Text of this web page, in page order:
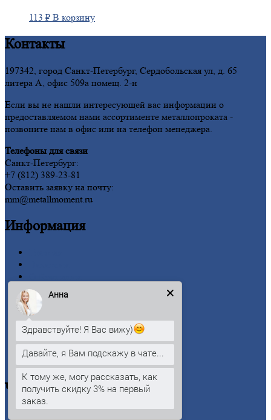
113 ₽ В корзину
Контакты
197342, город Санкт-Петербург, Сердобольская ул, д. 65
литера А, офис 509а помещ. 2-н
Если вы не нашли интересующей вас информации о
предоставляемом нами ассортименте металлопроката -
позвоните нам в офис или на телефон менеджера.
Телефоны для связи
Санкт-Петербург:
+7 (812) 389-23-81
Оставить заявку на почту:
mm@metallmoment.ru
Информация
Заводы
Контакты
Прайс-лист
Новости
Личный
Оформление заказа
Оплата
Черныйметаллопрокат
Анна
Здравствуйте! Я Вас вижу)
Давайте, я Вам подскажу в чате...
К тому же, могу рассказать, как
получить скидку 3% на первый
заказ.